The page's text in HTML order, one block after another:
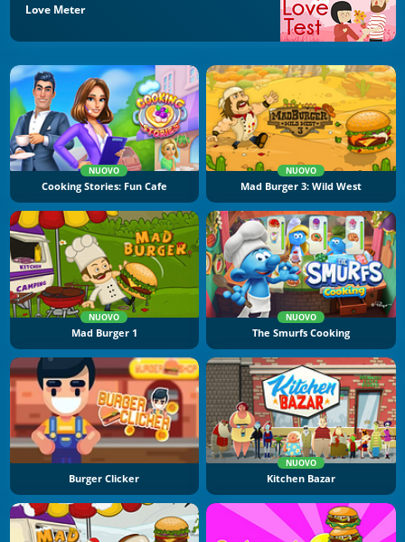
Love Meter
NUOVO
Cooking Stories: Fun Cafe
NUOVO
Mad Burger 3: Wild West
NUOVO
Mad Burger 1
NUOVO
The Smurfs Cooking
Burger Clicker
NUOVO
Kitchen Bazar